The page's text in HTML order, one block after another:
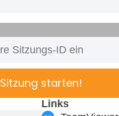
Links
Sitzung starten!